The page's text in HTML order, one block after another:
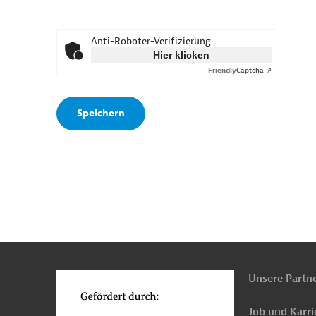
Anti-Roboter-Verifizierung
Hier klicken
FriendlyCaptcha ⇗
Unsere
Job und